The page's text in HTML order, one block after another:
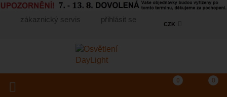
zákaznický servis přihlásit se
CZK
Košík 0
(prázdný)
0
Porovnání produktů
Toggle navigation